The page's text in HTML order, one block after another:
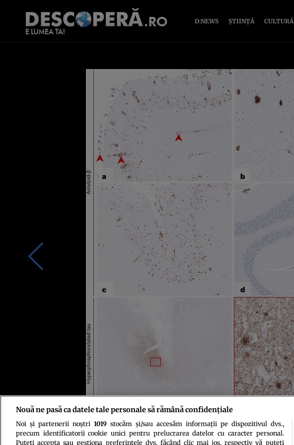
D:NEWS ȘTIINȚĂ CULTURĂ
Foto: Gargi Banerjee et al., Nature Medicine, 2024
Nouă ne pasă ca datele tale personale să rămână confidențiale
Noi și partenerii noștri 1019stocăm și/sau accesăm informații pe dispozitivul dvs.,
precum identificatorii cookie unici pentru prelucrarea datelor cu caracter personal.
Puteți accepta sau gestiona preferințele dvs. făcând clic mai jos, respectiv vă puteți